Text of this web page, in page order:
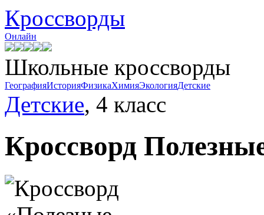
Кроссворды
Онлайн
Школьные кроссворды
ГеографияИсторияФизикаХимияЭкологияДетские
Детские, 4 класс
Кроссворд